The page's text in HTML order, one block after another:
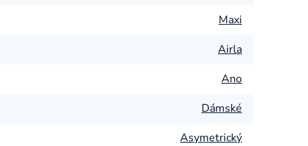
Maxi
Airla
Ano
Dámské
Asymetrický